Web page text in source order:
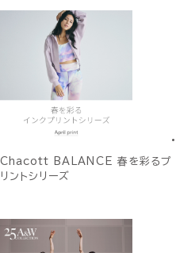
Chacott BALANCE 春を彩るプ
リントシリーズ